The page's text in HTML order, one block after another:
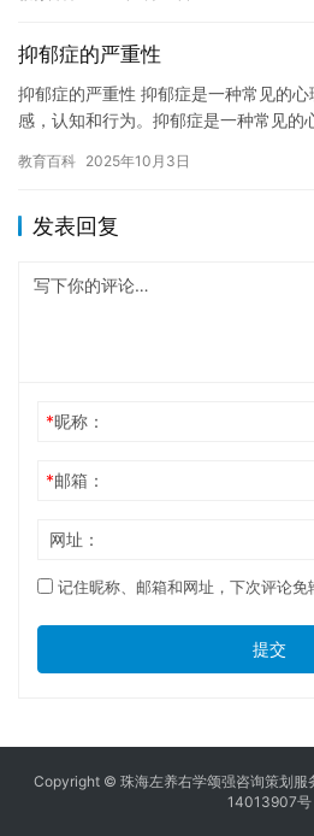
的文化…
抑郁症的严重性
抑郁症的严重性 抑郁症是一种常见的
感，认知和行为。抑郁症是一种常见的
的情…
教育百科 2025年10月3日
发表回复
*昵称：
*邮箱：
网址：
记住昵称、邮箱和网址，下次评论免
提交
Copyright © 珠海左养右学颂强咨询策划服
14013907号